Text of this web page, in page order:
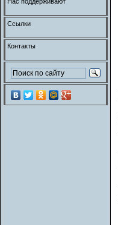
Ссылки
Контакты